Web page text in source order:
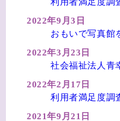
2022年9月3日
おもいで写真館
2022年3月23日
社会福祉法人青
2022年2月17日
利用者満足度調
2021年9月21日